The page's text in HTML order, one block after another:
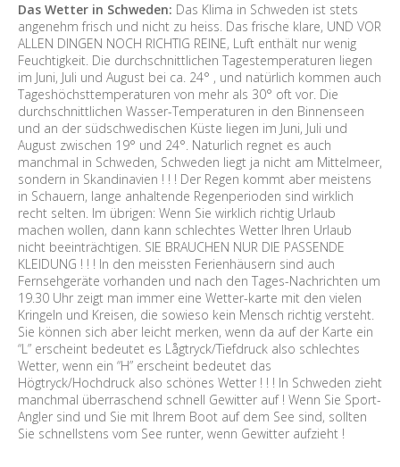
Das Wetter in Schweden: Das Klima in Schweden ist stets
angenehm frisch und nicht zu heiss. Das frische klare, UND VOR
ALLEN DINGEN NOCH RICHTIG REINE, Luft enthält nur wenig
Feuchtigkeit. Die durchschnittlichen Tagestemperaturen liegen
im Juni, Juli und August bei ca. 24° , und natürlich kommen auch
Tageshöchsttemperaturen von mehr als 30° oft vor. Die
durchschnittlichen Wasser-Temperaturen in den Binnenseen
und an der südschwedischen Küste liegen im Juni, Juli und
August zwischen 19° und 24°. Naturlich regnet es auch
manchmal in Schweden, Schweden liegt ja nicht am Mittelmeer,
sondern in Skandinavien ! ! ! Der Regen kommt aber meistens
in Schauern, lange anhaltende Regenperioden sind wirklich
recht selten. Im übrigen: Wenn Sie wirklich richtig Urlaub
machen wollen, dann kann schlechtes Wetter Ihren Urlaub
nicht beeinträchtigen. SIE BRAUCHEN NUR DIE PASSENDE
KLEIDUNG ! ! ! In den meissten Ferienhäusern sind auch
Fernsehgeräte vorhanden und nach den Tages-Nachrichten um
19.30 Uhr zeigt man immer eine Wetter-karte mit den vielen
Kringeln und Kreisen, die sowieso kein Mensch richtig versteht.
Sie können sich aber leicht merken, wenn da auf der Karte ein
“L” erscheint bedeutet es Lågtryck/Tiefdruck also schlechtes
Wetter, wenn ein “H” erscheint bedeutet das
Högtryck/Hochdruck also schönes Wetter ! ! ! In Schweden zieht
manchmal überraschend schnell Gewitter auf ! Wenn Sie Sport-
Angler sind und Sie mit Ihrem Boot auf dem See sind, sollten
Sie schnellstens vom See runter, wenn Gewitter aufzieht !